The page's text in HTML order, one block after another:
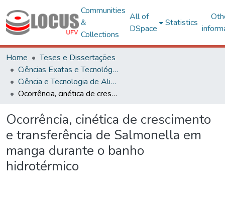
Communities
&
Collections
All of
DSpace
Statistics
Home
Teses e Dissertações
Ciências Exatas e Tecnológicas
Ciência e Tecnologia de Alimentos
Ocorrência, cinética de crescimento e transferência de Salmonella em manga durante o banho hidrotérmico
Ocorrência, cinética de crescimento
e transferência de Salmonella em
manga durante o banho
hidrotérmico